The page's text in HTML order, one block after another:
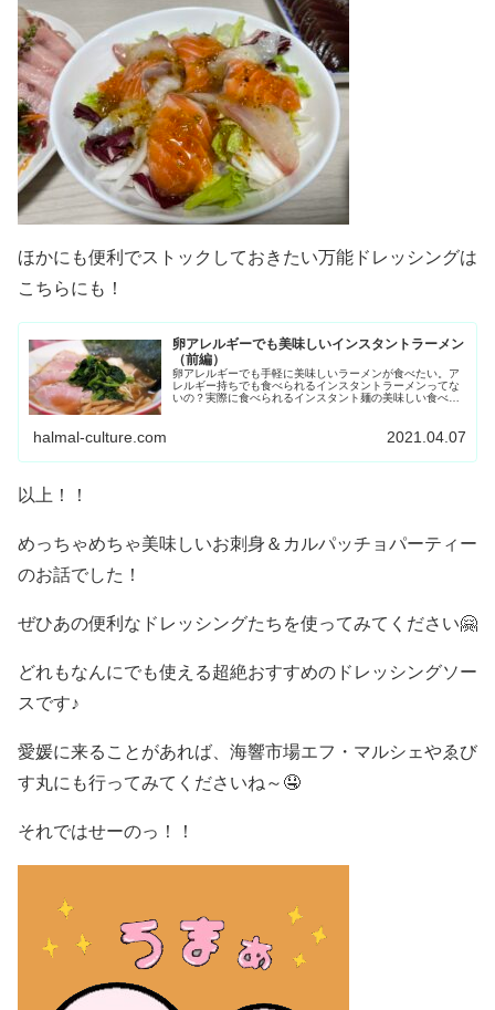
ほかにも便利でストックしておきたい万能ドレッシングは
こちらにも！
卵アレルギーでも美味しいインスタントラーメン
（前編）
卵アレルギーでも手軽に美味しいラーメンが食べたい。ア
レルギー持ちでも食べられるインスタントラーメンってな
いの？実際に食べられるインスタント麺の美味しい食べ方
halmal-culture.com 2021.04.07
以上！！
めっちゃめちゃ美味しいお刺身＆カルパッチョパーティー
のお話でした！
ぜひあの便利なドレッシングたちを使ってみてください🤗
どれもなんにでも使える超絶おすすめのドレッシングソー
スです♪
愛媛に来ることがあれば、海響市場エフ・マルシェやゑび
す丸にも行ってみてくださいね～🤤
それではせーのっ！！